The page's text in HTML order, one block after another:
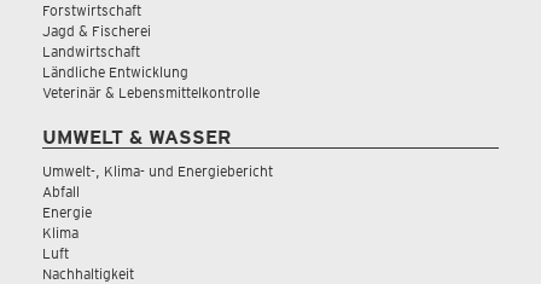
Forstwirtschaft
Jagd & Fischerei
Landwirtschaft
Ländliche Entwicklung
Veterinär & Lebensmittelkontrolle
UMWELT & WASSER
Umwelt-, Klima- und Energiebericht
Abfall
Energie
Klima
Luft
Nachhaltigkeit